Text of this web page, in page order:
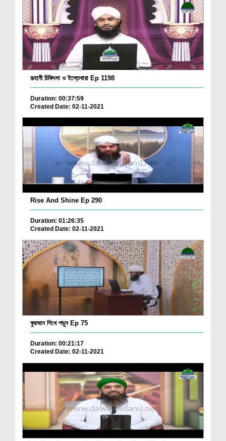
রূহানী চিকিৎসা ও ইস্তেখারা Ep 1198
Duration: 00:37:59
Created Date: 02-11-2021
Rise And Shine Ep 290
Duration: 01:26:35
Created Date: 02-11-2021
কুরআন শিখে পড়ুন Ep 75
Duration: 00:21:17
Created Date: 02-11-2021